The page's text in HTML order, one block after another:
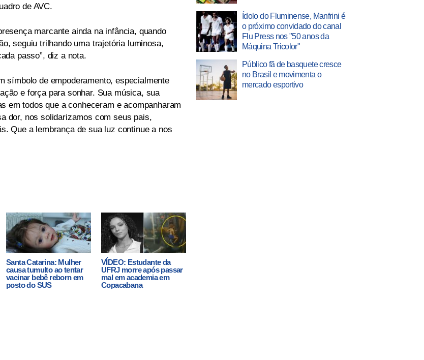
de AVC.
marcante ainda na infância, quando
seguiu trilhando uma trajetória luminosa,
passo”, diz a nota.
símbolo de empoderamento, especialmente
e força para sonhar. Sua música, sua
em todos que a conheceram e acompanharam
dor, nos solidarizamos com seus pais,
Que a lembrança de sua luz continue a nos
Santa Catarina: Mulher
causa tumulto ao tentar
vacinar bebê reborn em
posto do SUS
VÍDEO: Estudante da
UFRJ morre após passar
mal em academia em
Copacabana
Ídolo do Fluminense, Manfrini é
o próximo convidado do canal
Flu Press nos "50 anos da
Máquina Tricolor"
Público fã de basquete cresce
no Brasil e movimenta o
mercado esportivo